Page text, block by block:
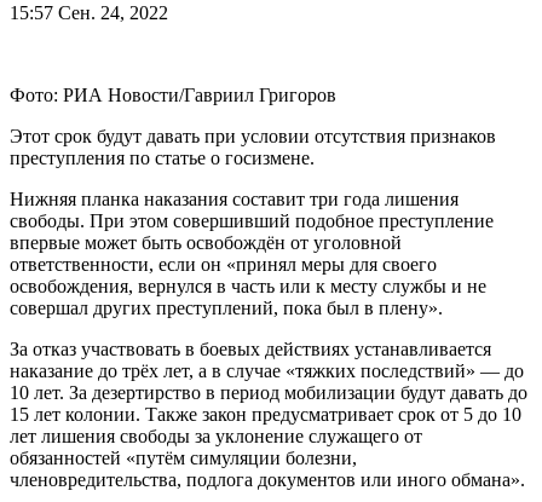
15:57 Сен. 24, 2022
Фото: РИА Новости/Гавриил Григоров
Этот срок будут давать при условии отсутствия признаков
преступления по статье о госизмене.
Нижняя планка наказания составит три года лишения
свободы. При этом совершивший подобное преступление
впервые может быть освобождён от уголовной
ответственности, если он «принял меры для своего
освобождения, вернулся в часть или к месту службы и не
совершал других преступлений, пока был в плену».
За отказ участвовать в боевых действиях устанавливается
наказание до трёх лет, а в случае «тяжких последствий» — до
10 лет. За дезертирство в период мобилизации будут давать до
15 лет колонии. Также закон предусматривает срок от 5 до 10
лет лишения свободы за уклонение служащего от
обязанностей «путём симуляции болезни,
членовредительства, подлога документов или иного обмана».